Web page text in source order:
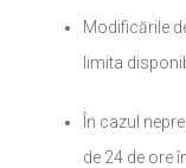
Modificările
limita
În cazul
de 24 de ore